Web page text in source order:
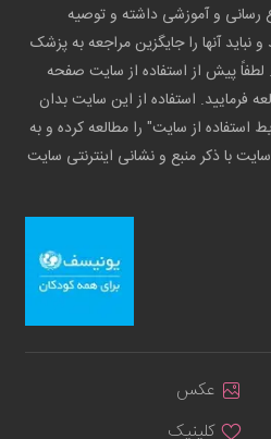
رسانی و آموزشی داشته و توصیه
آنها را جایگزین مراجعه به پزشک
پیش از استفاده از سایت صفحه
فرمایید. استفاده از این سایت بدان
از سایت" را مطالعه کرده و به
با ذکر منبع و نشانی اینترنتی سایت
عکس
کلینیک